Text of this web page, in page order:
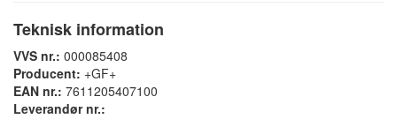
Teknisk information
VVS nr.: 000085408
Producent: +GF+
EAN nr.: 7611205407100
Leverandør nr.: